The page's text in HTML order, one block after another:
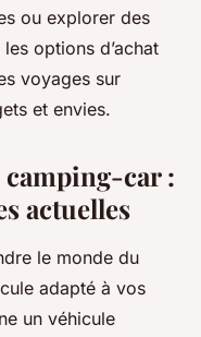
ou explorer des
options d’achat
voyages sur
et envies.
car :
actuelles
le monde du
adapté à vos
un véhicule